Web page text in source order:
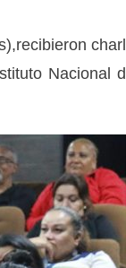
Nacional